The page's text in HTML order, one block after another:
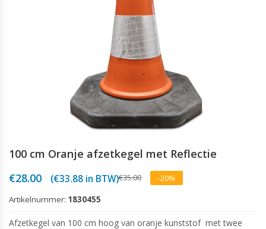
100 cm Oranje afzetkegel met Reflectie
€35.00
Oorspronkelijke
prijs
was:
€28.00
Huidige
prijs
is:
(€33.88 in BTW)
-20%
Artikelnummer: 1830455
Afzetkegel van 100 cm hoog van oranje kunststof met twee